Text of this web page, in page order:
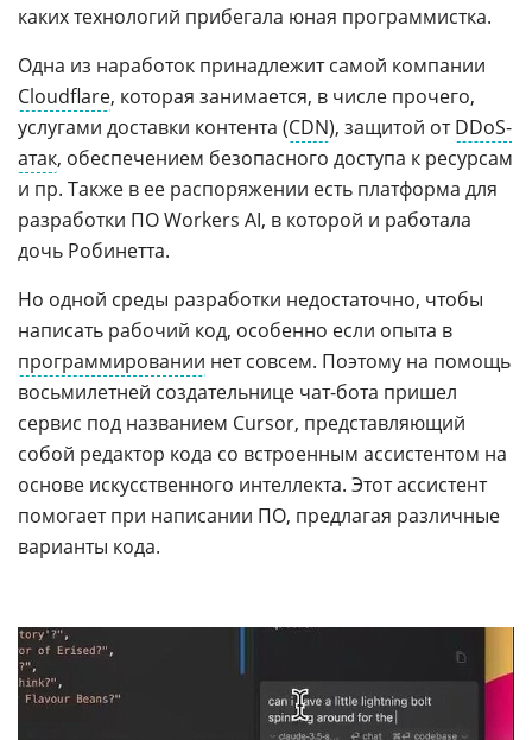
каких технологий прибегала юная программистка.
Одна из наработок принадлежит самой компании
Cloudflare, которая занимается, в числе прочего,
услугами доставки контента (CDN), защитой отDDoS-
атак, обеспечением безопасного доступа к ресурсам
и пр. Также в ее распоряжении есть платформа для
разработки ПО Workers AI, в которой и работала
дочь Робинетта.
Но одной среды разработки недостаточно, чтобы
написать рабочий код, особенно если опыта в
программировании нет совсем. Поэтому на помощь
восьмилетней создательнице чат-бота пришел
сервис под названием Cursor, представляющий
собой редактор кода со встроенным ассистентом на
основе искусственного интеллекта. Этот ассистент
помогает при написании ПО, предлагая различные
варианты кода.